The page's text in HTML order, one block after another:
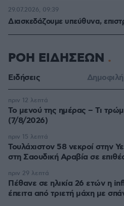
Διασκεδάζουμε υπεύθυνα,
29.07.2026, 09:39
ΡΟΗ ΕΙΔΗΣΕΩΝ
Ειδήσεις Δημοφιλή
Το μενού της ημέρας – Τι
(7/8/2026)
πριν 12 λεπτά
Τουλάχιστον 58 νεκροί στην
στη Σαουδική Αραβία σε
πριν 15 λεπτά
Πέθανε σε ηλικία 26 ετών η
έπειτα από τριετή μάχη με
πριν 29 λεπτά